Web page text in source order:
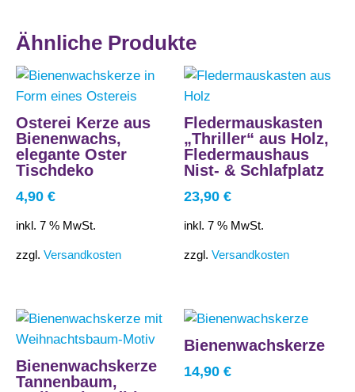
Ähnliche Produkte
Osterei Kerze aus
Bienenwachs,
elegante Oster
Tischdeko
4,90 €
inkl. 7 % MwSt.
zzgl. Versandkosten
Fledermauskasten
„Thriller“ aus Holz,
Fledermaushaus
Nist- & Schlafplatz
23,90€
inkl. 7 % MwSt.
zzgl.Versandkosten
Bienenwachskerze
Tannenbaum,
Bienenwachskerze
14,90€